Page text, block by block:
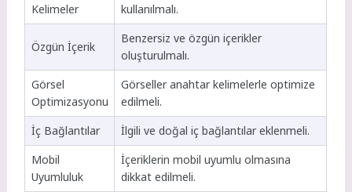
Kelimeler
kullanılmalı.
Özgün İçerik
Benzersiz ve özgün içerikler
oluşturulmalı.
Görsel
Optimizasyonu
Görseller anahtar kelimelerle optimize
edilmeli.
İç Bağlantılar
İlgili ve doğal iç bağlantılar eklenmeli.
Mobil
Uyumluluk
İçeriklerin mobil uyumlu olmasına
dikkat edilmeli.